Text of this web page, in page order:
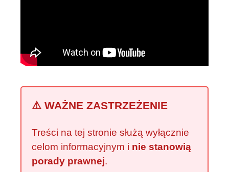
⚠️ WAŻNE ZASTRZEŻENIE
Treści na tej stronie służą wyłącznie
celom informacyjnym i nie stanowią
porady prawnej.